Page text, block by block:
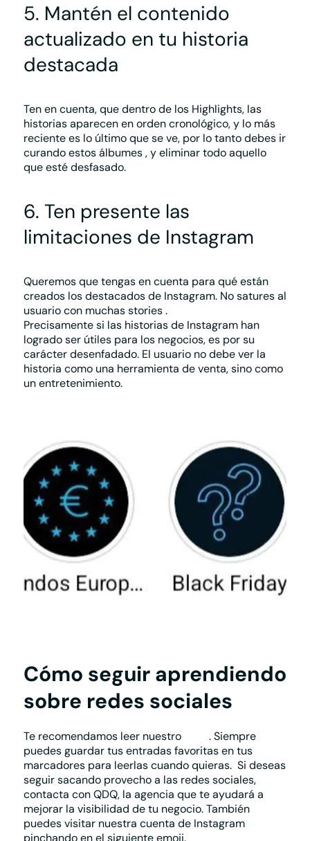
5. Mantén el contenido
actualizado en tu historia
destacada
Ten en cuenta, que dentro de los Highlights, las
historias aparecen en orden cronológico, y lo más
reciente es lo último que se ve, por lo tantodebes ir
curando estos álbumes, y eliminar todo aquello
que esté desfasado.
6. Ten presente las
limitaciones de Instagram
Queremos que tengas en cuenta para qué están
creados los destacados de Instagram. No satures al
usuario con muchas stories.
Precisamente si las historias de Instagram han
logrado ser útiles para los negocios, es por su
carácter desenfadado. El usuario no debe ver la
historia como una herramienta de venta, sino como
un entretenimiento.
Cómo seguir aprendiendo
sobre redes sociales
Te recomendamos leer nuestro
. Siempre
puedes guardar tus entradas favoritas en tus
marcadores para leerlas cuando quieras. Si deseas
seguir sacando provecho a las redes sociales,
contacta con QDQ, la agencia que te ayudará a
mejorar la visibilidad de tu negocio. También
puedes visitar nuestra cuenta de Instagram